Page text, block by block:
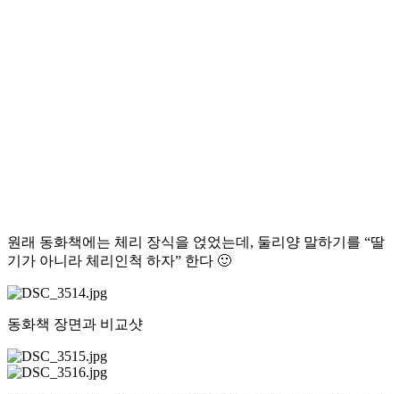
원래 동화책에는 체리 장식을 얹었는데, 둘리양 말하기를 “딸
기가 아니라 체리인척 하자” 한다 🙂
동화책 장면과 비교샷